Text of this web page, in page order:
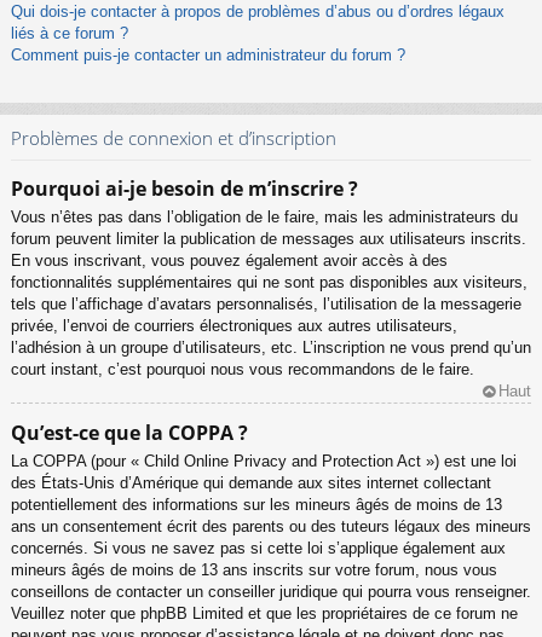
Qui dois-je contacter à propos de problèmes d’abus ou d’ordres légaux
liés à ce forum ?
Comment puis-je contacter un administrateur du forum ?
Problèmes de connexion et d’inscription
Pourquoi ai-je besoin de m’inscrire ?
Vous n’êtes pas dans l’obligation de le faire, mais les administrateurs du
forum peuvent limiter la publication de messages aux utilisateurs inscrits.
En vous inscrivant, vous pouvez également avoir accès à des
fonctionnalités supplémentaires qui ne sont pas disponibles aux visiteurs,
tels que l’affichage d’avatars personnalisés, l’utilisation de la messagerie
privée, l’envoi de courriers électroniques aux autres utilisateurs,
l’adhésion à un groupe d’utilisateurs, etc. L’inscription ne vous prend qu’un
court instant, c’est pourquoi nous vous recommandons de le faire.
Haut
Qu’est-ce que la COPPA ?
La COPPA (pour « Child Online Privacy and Protection Act ») est une loi
des États-Unis d’Amérique qui demande aux sites internet collectant
potentiellement des informations sur les mineurs âgés de moins de 13
ans un consentement écrit des parents ou des tuteurs légaux des mineurs
concernés. Si vous ne savez pas si cette loi s’applique également aux
mineurs âgés de moins de 13 ans inscrits sur votre forum, nous vous
conseillons de contacter un conseiller juridique qui pourra vous renseigner.
Veuillez noter que phpBB Limited et que les propriétaires de ce forum ne